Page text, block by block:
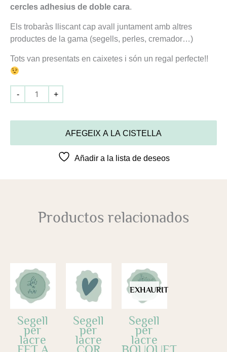
cercles adhesius de doble cara.
Els trobaràs lliscant cap avall juntament amb altres
productes de la gama (segells, perles, cremador…)
Tots van presentats en caixetes i són un regal perfecte!!
- +
AFEGEIX A LA CISTELLA
Añadir a la lista de deseos
Productos relacionados
Segell
per
lacre
FET A
Segell
per
lacre
COR
EXHAURIT
Segell
per
lacre
BOUQUET